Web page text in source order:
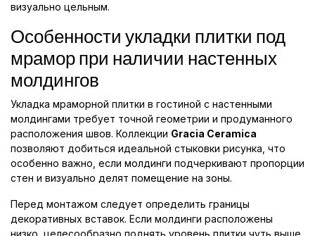
визуально цельным.
Особенности укладки плитки под
мрамор при наличии настенных
молдингов
Укладка мраморной плитки в гостиной с настенными
молдингами требует точной геометрии и продуманного
расположения швов. Коллекции Gracia Ceramica
позволяют добиться идеальной стыковки рисунка, что
особенно важно, если молдинги подчеркивают пропорции
стен и визуально делят помещение на зоны.
Перед монтажом следует определить границы
декоративных вставок. Если молдинги расположены